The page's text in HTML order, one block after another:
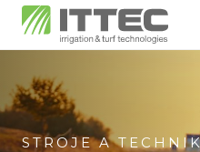
STROJE A